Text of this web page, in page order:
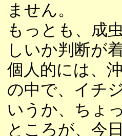
ません。
もっとも、成
しいか判断が
個人的には、
の中で、イチ
いうか、ちょ
ところが、今